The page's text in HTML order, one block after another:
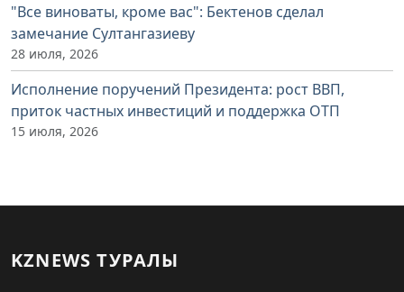
"Все виноваты, кроме вас": Бектенов сделал
замечание Султангазиеву
28 июля, 2026
Исполнение поручений Президента: рост ВВП,
приток частных инвестиций и поддержка ОТП
15 июля, 2026
KZNEWS ТУРАЛЫ